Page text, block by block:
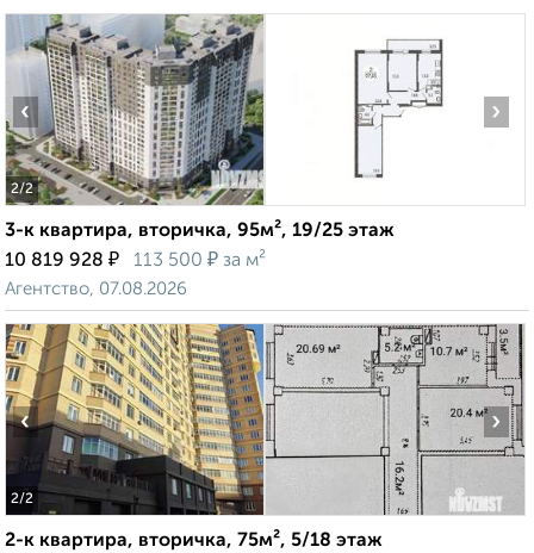
2/2
‹ ›
3-к квартира, вторичка, 95м², 19/25 этаж
10 819 928 ₽ 113 500 ₽ за м²
Агентство, 07.08.2026
2/2
‹ ›
2-к квартира, вторичка, 75м², 5/18 этаж